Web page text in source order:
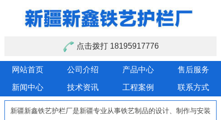
点击拨打 18195917776
网站首页 公司介绍 产品中心 售后服务
新闻中心 技术资讯 工程案例 联系方式
新疆新鑫铁艺护栏厂是新疆专业从事铁艺制品的设计、制作与安装